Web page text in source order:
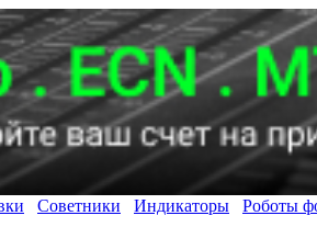
Советники Индикаторы Роботы